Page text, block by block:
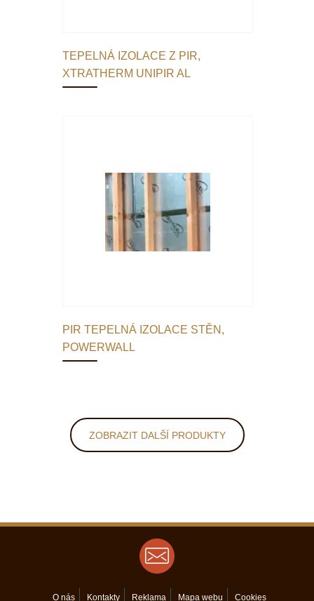
TEPELNÁ IZOLACE Z PIR,
XTRATHERM UNIPIR AL
PIR TEPELNÁ IZOLACE STĚN,
POWERWALL
ZOBRAZIT DALŠÍ PRODUKTY
O nás Kontakty Reklama Mapa webu Cookies